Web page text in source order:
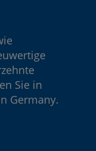
Sie in
Germany.